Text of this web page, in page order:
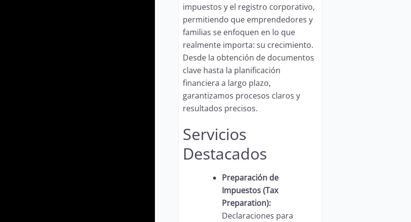
impuestos y el registro corporativo,
permitiendo que emprendedores y
familias se enfoquen en lo que
realmente importa: su crecimiento.
Desde la obtención de documentos
clave hasta la planificación
financiera a largo plazo,
garantizamos procesos claros y
resultados precisos.
Servicios
Destacados
Preparación de
Impuestos (Tax
Preparation):
Declaraciones para